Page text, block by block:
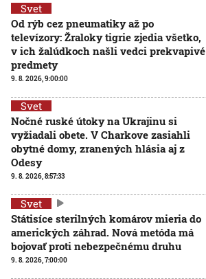
Svet
Od rýb cez pneumatiky až po
televízory: Žraloky tigrie zjedia všetko,
v ich žalúdkoch našli vedci prekvapivé
predmety
9. 8. 2026, 9:00:00
Svet
Nočné ruské útoky na Ukrajinu si
vyžiadali obete. V Charkove zasiahli
obytné domy, zranených hlásia aj z
Odesy
9. 8. 2026, 8:57:33
Svet
Státisíce sterilných komárov mieria do
amerických záhrad. Nová metóda má
bojovať proti nebezpečnému druhu
9. 8. 2026, 7:00:00